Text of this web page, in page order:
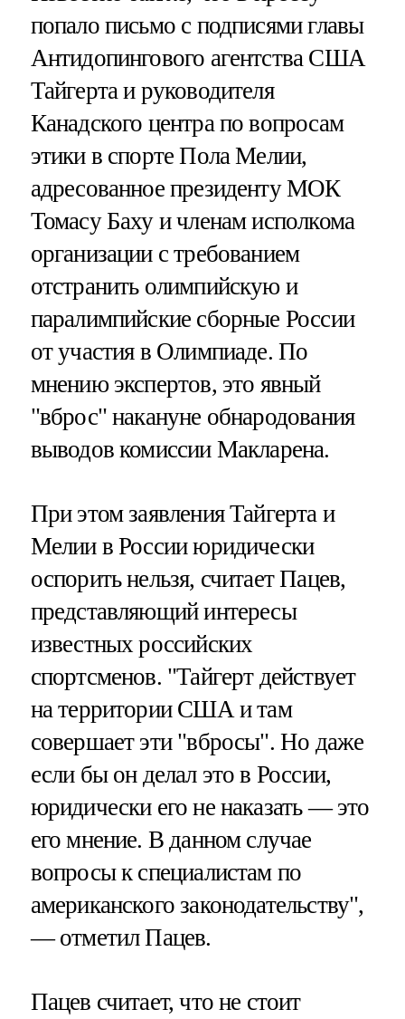
попало письмо с подписями главы
Антидопингового агентства США
Тайгерта и руководителя
Канадского центра по вопросам
этики в спорте Пола Мелии,
адресованное президенту МОК
Томасу Баху и членам исполкома
организации с требованием
отстранить олимпийскую и
паралимпийские сборные России
от участия в Олимпиаде. По
мнению экспертов, это явный
"вброс" накануне обнародования
выводов комиссии Макларена.
При этом заявления Тайгерта и
Мелии в России юридически
оспорить нельзя, считает Пацев,
представляющий интересы
известных российских
спортсменов. "Тайгерт действует
на территории США и там
совершает эти "вбросы". Но даже
если бы он делал это в России,
юридически его не наказать — это
его мнение. В данном случае
вопросы к специалистам по
американского законодательству",
— отметил Пацев.
Пацев считает, что не стоит